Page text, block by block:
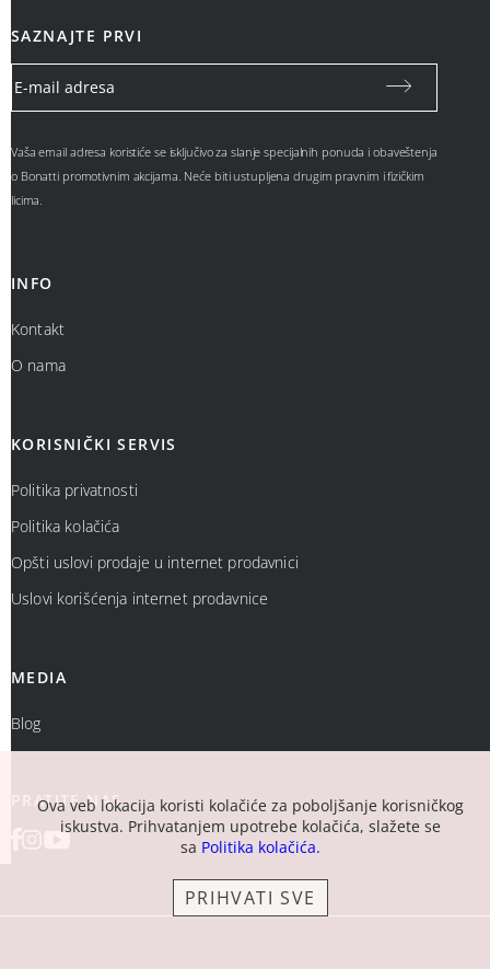
Ova veb lokacija koristi kolačiće za poboljšanje korisničkog
iskustva. Prihvatanjem upotrebe kolačića, slažete se
sa Politika kolačića.
PRIHVATI SVE
SAZNAJTE PRVI
Vaša email adresa koristiće se isključivo za slanje specijalnih ponuda i obaveštenja
o Bonatti promotivnim akcijama. Neće biti ustupljena drugim pravnim i fizičkim
licima.
INFO
Kontakt
O nama
KORISNIČKI SERVIS
Politika privatnosti
Politika kolačića
Opšti uslovi prodaje u internet prodavnici
Uslovi korišćenja internet prodavnice
MEDIA
Blog
PRATITE NAS